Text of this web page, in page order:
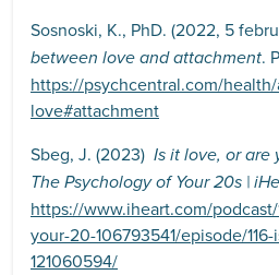
Sosnoski, K., PhD. (2022, 5
between love and attachment.
https://psychcentral.com/
love#attachment
Sbeg, J. (2023) Is it love, or are
The Psychology of Your 20s |
https://www.iheart.com/
your-20-106793541/episode/
121060594/